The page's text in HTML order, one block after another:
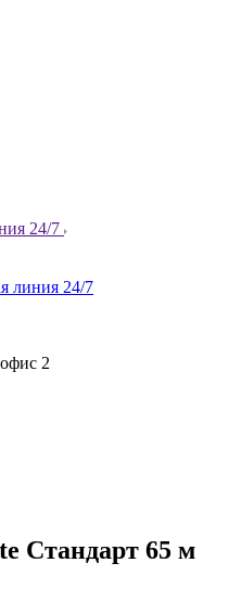
24/7
линия 24/7
2
Стандарт 65 м